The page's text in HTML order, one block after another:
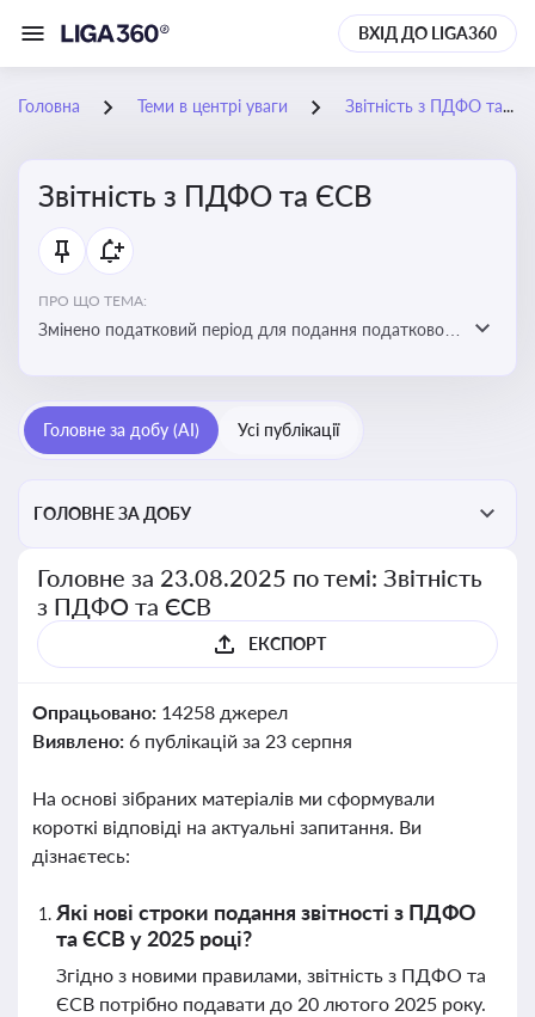
ВХІД ДО LIGA360
Головна Теми в центрі уваги Звітність з ПДФО та ЄСВ
Звітність з ПДФО та ЄСВ
ПРО ЩО ТЕМА:
Змінено податковий період для подання податкового
Головне за добу (AI) Усі публікації
ГОЛОВНЕ ЗА ДОБУ
Головне за 23.08.2025 по темі: Звітність
з ПДФО та ЄСВ
ЕКСПОРТ
Опрацьовано: 14258 джерел
Виявлено: 6 публікацій за 23 серпня
На основі зібраних матеріалів ми сформували
короткі відповіді на актуальні запитання. Ви
дізнаєтесь:
Які нові строки подання звітності з ПДФО
та ЄСВ у 2025 році?
Згідно з новими правилами, звітність з ПДФО та
ЄСВ потрібно подавати до 20 лютого 2025 року.